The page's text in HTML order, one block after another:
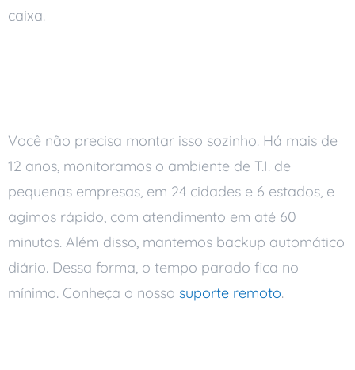
caixa.
Você não precisa montar isso sozinho. Há mais de
12 anos, monitoramos o ambiente de T.I. de
pequenas empresas, em 24 cidades e 6 estados, e
agimos rápido, com atendimento em até 60
minutos. Além disso, mantemos backup automático
diário. Dessa forma, o tempo parado fica no
mínimo. Conheça o nosso suporte remoto.